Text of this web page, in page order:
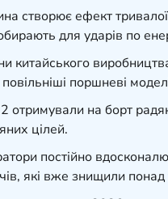
створює ефект тривалої
для ударів по
китайського
поршневі
отримували на борт
цілей.
постійно
які вже знищили понад